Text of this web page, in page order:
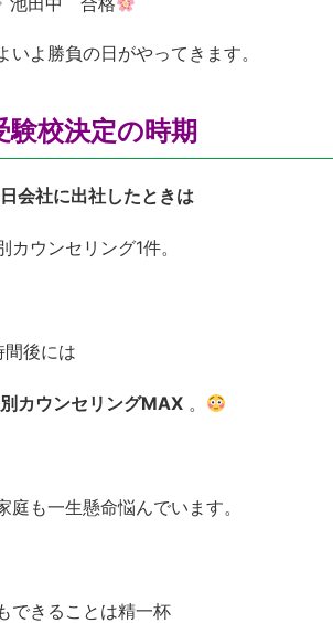
いよ勝負の日がやってきます。
験校決定の時期
会社に出社したときは
カウンセリング1件。
間後には
カウンセリングMAX 。
庭も一生懸命悩んでいます。
できることは精一杯